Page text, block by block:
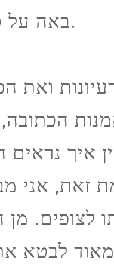
באה על סיפוקה.
ואת
איך נראים
זאת, אני
לצופים. מן
לבטא